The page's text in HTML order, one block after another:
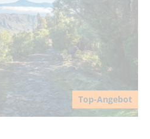
Top-Angebot